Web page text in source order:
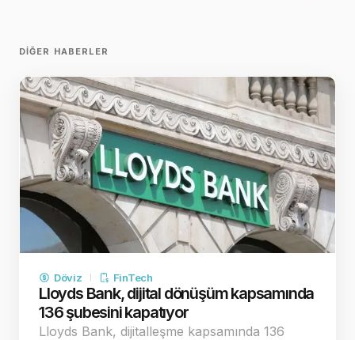
DIĞER HABERLER
Döviz FinTech
Lloyds Bank, dijital dönüşüm kapsamında
136 şubesini kapatıyor
Lloyds Bank, dijitalleşme kapsamında 136